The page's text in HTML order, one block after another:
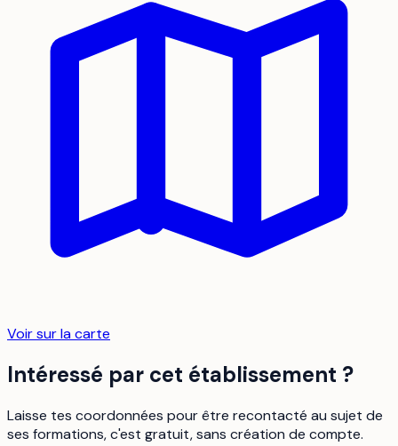
Voir sur la carte
Intéressé par cet établissement ?
Laisse tes coordonnées pour être recontacté au sujet de
ses formations, c'est gratuit, sans création de compte.